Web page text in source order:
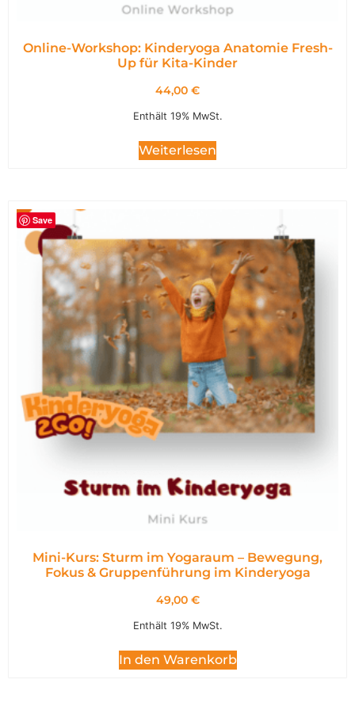
Online-Workshop: Kinderyoga Anatomie Fresh-
Up für Kita-Kinder
44,00 €
Enthält 19% MwSt.
Weiterlesen
Save
Mini-Kurs: Sturm im Yogaraum – Bewegung,
Fokus & Gruppenführung im Kinderyoga
49,00 €
Enthält 19% MwSt.
In den Warenkorb